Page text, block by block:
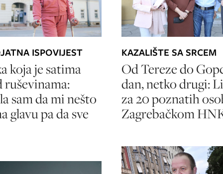
ISPOVIJEST
koja je satima
ruševinama:
sam da mi nešto
glavu pa da sve
KAZALIŠTE SA SRCEM
Od Tereze do
dan, netko drugi:
za 20 poznatih
Zagrebačkom